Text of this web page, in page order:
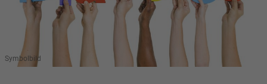
Symbolbild